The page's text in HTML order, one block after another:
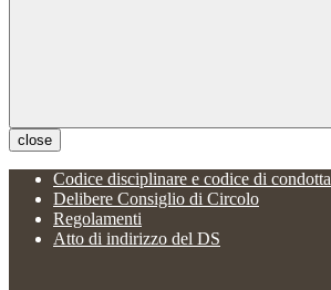
close
Codice disciplinare e codice di condotta
Delibere Consiglio di Circolo
Regolamenti
Atto di indirizzo del DS